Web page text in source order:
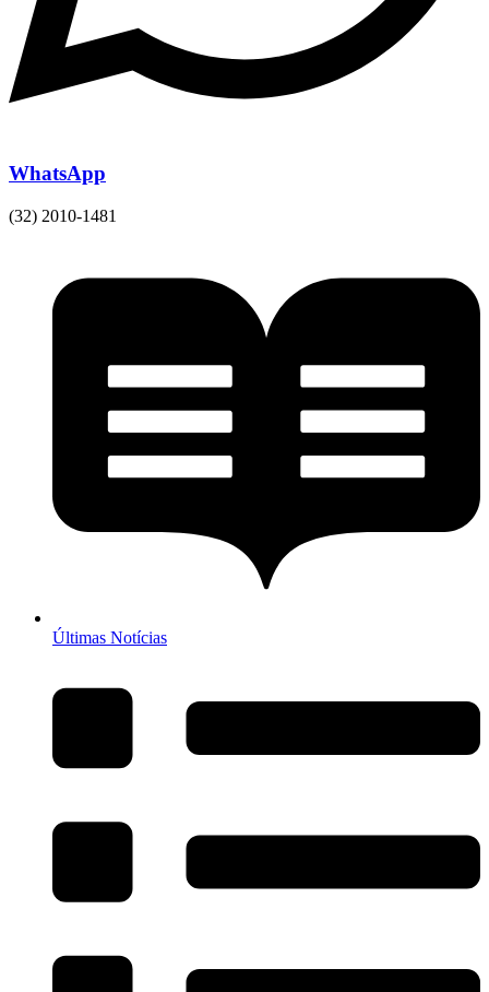
WhatsApp
(32) 2010-1481
Últimas Notícias